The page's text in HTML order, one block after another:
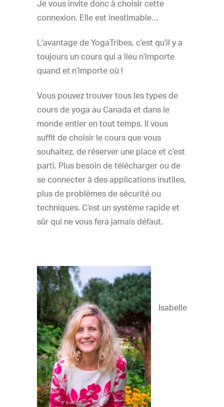
Je vous invite donc à choisir cette
connexion. Elle est inestimable…
L’avantage de YogaTribes, c’est qu’il y a
toujours un cours qui a lieu n’importe
quand et n’importe où !
Vous pouvez trouver tous les types de
cours de yoga au Canada et dans le
monde entier en tout temps. Il vous
suffit de choisir le cours que vous
souhaitez, de réserver une place et c’est
parti. Plus besoin de télécharger ou de
se connecter à des applications inutiles,
plus de problèmes de sécurité ou
techniques. C’est un système rapide et
sûr qui ne vous fera jamais défaut.
Isabelle